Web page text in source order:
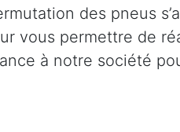
des pneus
vous permettre de
à notre société